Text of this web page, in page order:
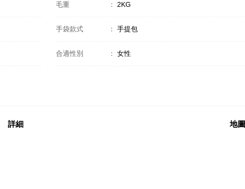
毛重 ： 2KG
手袋款式 ： 手提包
合適性別 ： 女性
詳細 地圖